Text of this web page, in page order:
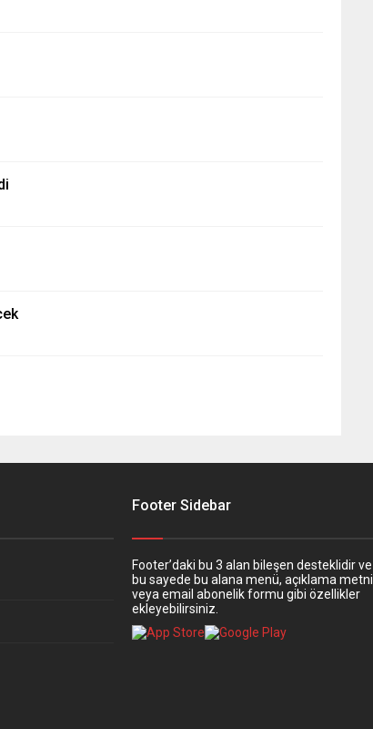
Footer Sidebar
Footer’daki bu 3 alan bileşen desteklidir ve
bu sayede bu alana menü, açıklama metni
veya email abonelik formu gibi özellikler
ekleyebilirsiniz.